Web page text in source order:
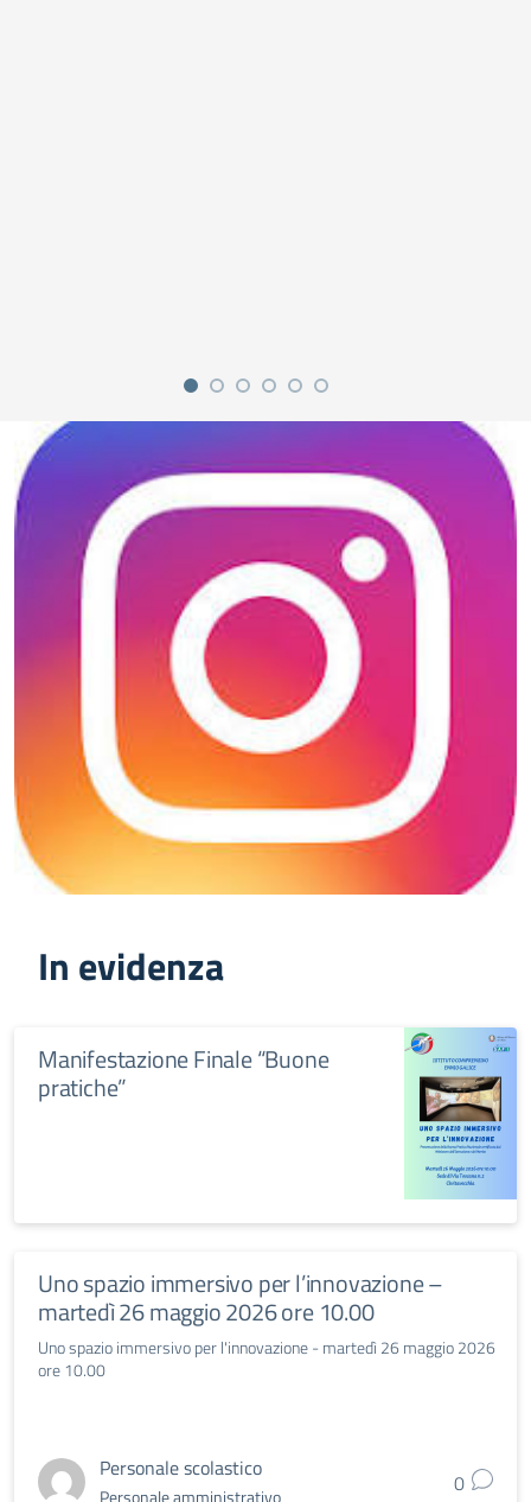
In evidenza
Manifestazione Finale “Buone
pratiche”
Uno spazio immersivo per l’innovazione –
martedì 26 maggio 2026 ore 10.00
Uno spazio immersivo per l'innovazione - martedì 26 maggio 2026
ore 10.00
Personale scolastico
Personale amministrativo 0